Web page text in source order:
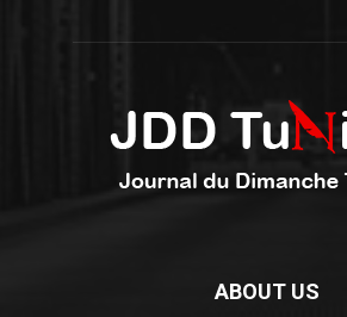
ABOUT US